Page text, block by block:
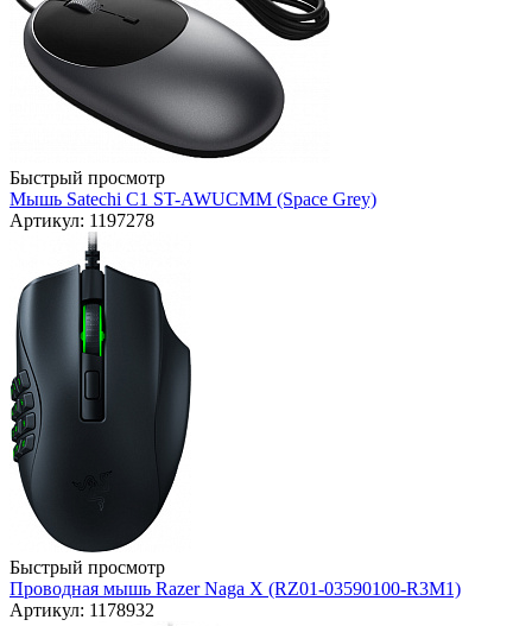
Быстрый просмотр
Мышь Satechi C1 ST-AWUCMM (Space Grey)
Артикул: 1197278
Быстрый просмотр
Проводная мышь Razer Naga X (RZ01-03590100-R3M1)
Артикул: 1178932